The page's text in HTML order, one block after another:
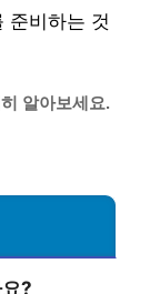
준비하는 것
알아보세요.
?